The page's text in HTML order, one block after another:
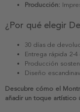
Producción:
¿Por qué elegir
30 días de
Entrega rápida 2-
Producción
Diseño
Descubre cómo el
añadir un toque artístico